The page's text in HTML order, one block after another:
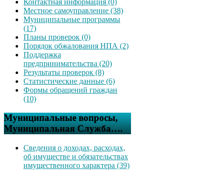
Контактная информация (0)
Местное самоуправление (38)
Муниципальные программы
(17)
Планы проверок (0)
Порядок обжалования НПА (2)
Поддержка
предпринимательства (20)
Результаты проверок (8)
Статистические данные (6)
Формы обращений граждан
(10)
Муниципальные вопросы,
Муниципальная Служба….
Сведения о доходах, расходах,
об имуществе и обязательствах
имущественного характера (39)